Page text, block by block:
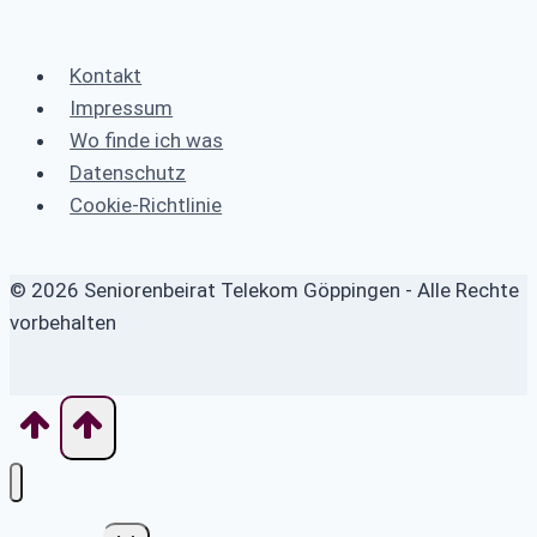
Kontakt
Impressum
Wo finde ich was
Datenschutz
Cookie-Richtlinie
© 2026 Seniorenbeirat Telekom Göppingen - Alle Rechte
vorbehalten
Untermenü